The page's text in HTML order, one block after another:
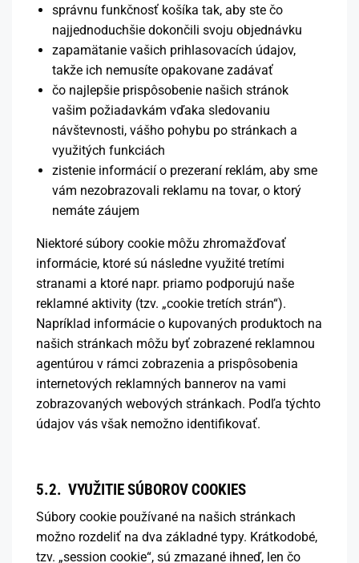
správnu funkčnosť košíka tak, aby ste čo
najjednoduchšie dokončili svoju objednávku
zapamätanie vašich prihlasovacích údajov,
takže ich nemusíte opakovane zadávať
čo najlepšie prispôsobenie našich stránok
vašim požiadavkám vďaka sledovaniu
návštevnosti, vášho pohybu po stránkach a
využitých funkciách
zistenie informácií o prezeraní reklám, aby sme
vám nezobrazovali reklamu na tovar, o ktorý
nemáte záujem
Niektoré súbory cookie môžu zhromažďovať
informácie, ktoré sú následne využité tretími
stranami a ktoré napr. priamo podporujú naše
reklamné aktivity (tzv. „cookie tretích strán“).
Napríklad informácie o kupovaných produktoch na
našich stránkach môžu byť zobrazené reklamnou
agentúrou v rámci zobrazenia a prispôsobenia
internetových reklamných bannerov na vami
zobrazovaných webových stránkach. Podľa týchto
údajov vás však nemožno identifikovať.
5.2. VYUŽITIE SÚBOROV COOKIES
Súbory cookie používané na našich stránkach
možno rozdeliť na dva základné typy. Krátkodobé,
tzv. „session cookie“, sú zmazané ihneď, len čo